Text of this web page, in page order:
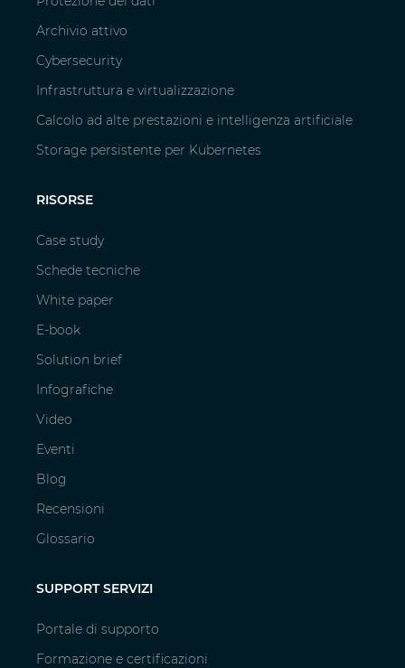
Archivio attivo
Cybersecurity
Infrastruttura e virtualizzazione
Calcolo ad alte prestazioni e intelligenza artificiale
Storage persistente per Kubernetes
RISORSE
Case study
Schede tecniche
White paper
E-book
Solution brief
Infografiche
Video
Eventi
Blog
Recensioni
Glossario
SUPPORT SERVIZI
Portale di supporto
Formazione e certificazioni